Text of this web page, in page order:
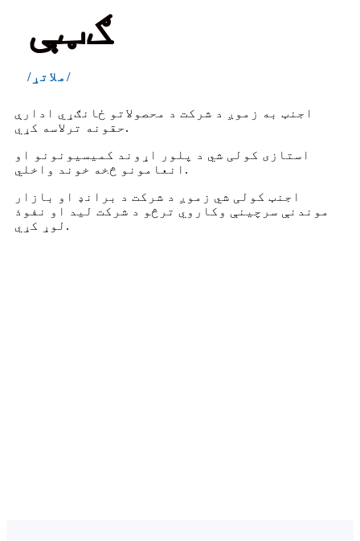
ګټې
/ملاتړ/
اجنټ به زموږ د شرکت د محصولاتو ځانګړي ادارې
حقونه ترلاسه کړي.
استازی کولی شي د پلور اړوند کمیسیونونو او
انعامونو څخه خوند واخلي.
اجنټ کولی شي زموږ د شرکت د برانډ او بازار
موندنې سرچینې وکاروي ترڅو د شرکت لید او نفوذ
لوړ کړي.